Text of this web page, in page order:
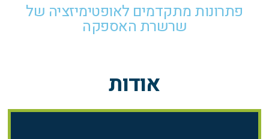
פתרונות מתקדמים לאופטימיזציה של
שרשרת האספקה
אודות